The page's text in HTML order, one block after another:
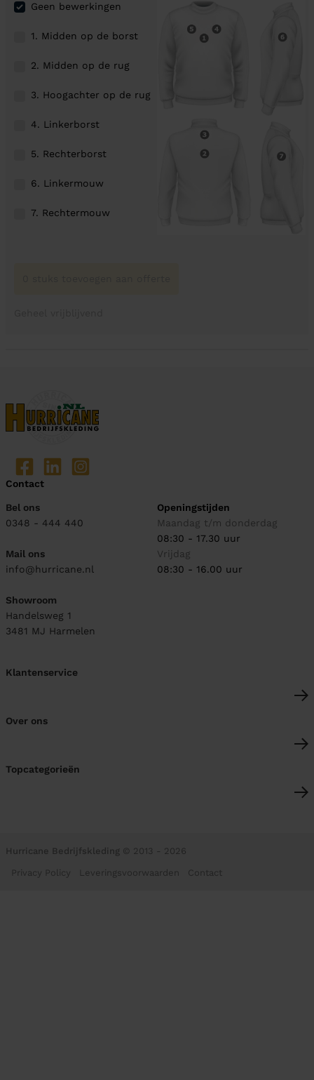
Geen bewerkingen
1. Midden op de borst
2. Midden op de rug
3. Hoogachter op de rug
4. Linkerborst
5. Rechterborst
6. Linkermouw
7. Rechtermouw
Contact
Bel ons
0348 - 444 440
Mail ons
info@hurricane.nl
Showroom
Handelsweg 1
3481 MJ Harmelen
Openingstijden
Maandag t/m donderdag
08:30 - 17.30 uur
Vrijdag
08:30 - 16.00 uur
Klantenservice
Over ons
Topcategorieën
Hurricane Bedrijfskleding © 2013 - 2026
Privacy Policy Leveringsvoorwaarden Contact